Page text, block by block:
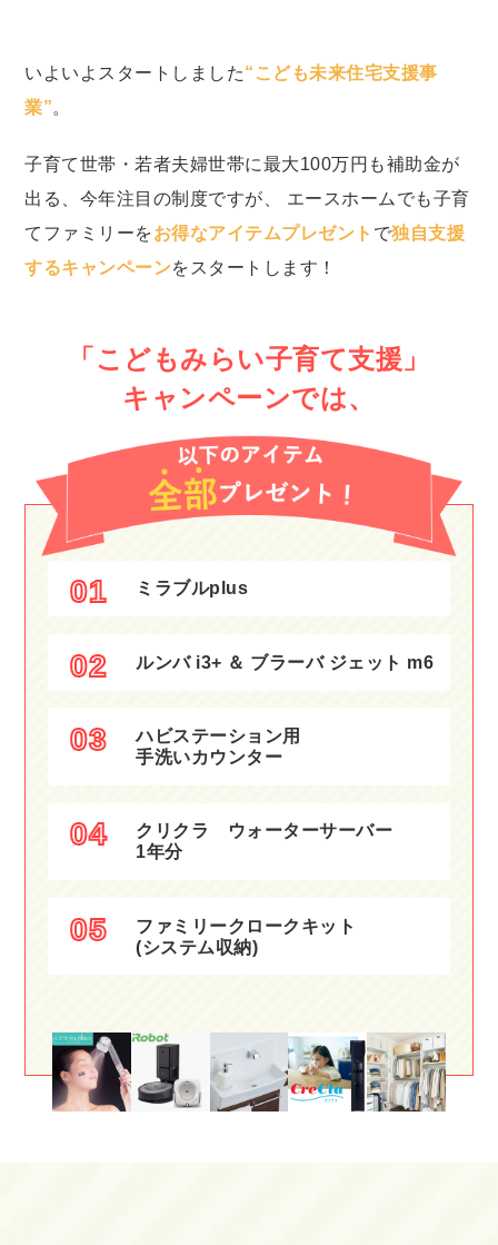
いよいよスタートしました“こども未来住宅支援事
業”。
子育て世帯・若者夫婦世帯に最大100万円も補助金が
出る、今年注目の制度ですが、 エースホームでも子育
てファミリーをお得なアイテムプレゼント で独自支援
するキャンペーンをスタートします！
「こどもみらい子育て支援」
キャンペーンでは、
01 ミラブルplus
02 ルンバ i3+ ＆ ブラーバ ジェット m6
03
ハビステーション用
手洗いカウンター
04 クリクラ
ウォーターサーバー
1年分
05
ファミリークロークキット
(システム収納)